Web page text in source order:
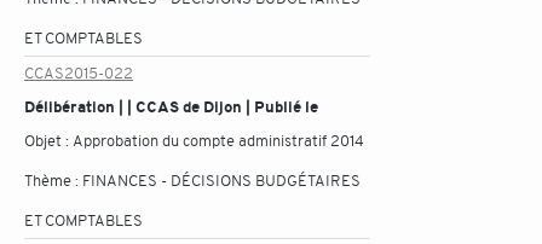
ET COMPTABLES
CCAS2015-022
Délibération | | CCAS de Dijon | Publié le
Objet : Approbation du compte administratif 2014
Thème : FINANCES - DÉCISIONS BUDGÉTAIRES
ET COMPTABLES